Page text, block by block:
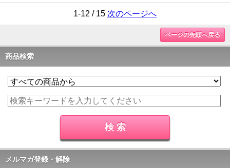
1-12 / 15 次のページへ
ページの先頭へ戻る
商品検索
メルマガ登録・解除